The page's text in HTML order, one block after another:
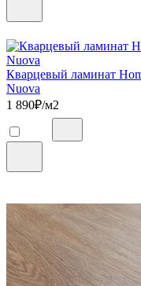
Кварцевый ламинат
Nuova
1 890₽/м2